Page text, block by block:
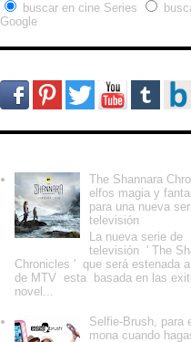
buscar en cine Series
Google
The Shannara
elfos magia y
para una nueva
televisión
La nueva serie de
televisión ' The
Chronicles ' que será estenada
de MTV esta basada en las
novel...
Selfie-Brush, para
mona cuando